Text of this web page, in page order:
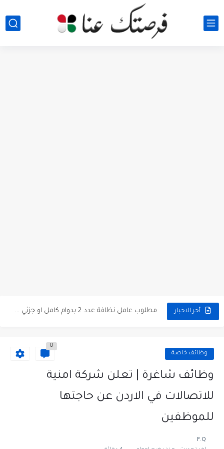
أخر الاخبار مطلوب عامل نظافة عدد 2 بدوام كامل او جزئي في...
مطلوب موظفين لدى شركه صناعيه رائده مهندسين في الاردن
مسؤول مبيعات وتسويق المستلزمات الطبية
وظائف خاصة
0
وظائف شاغرة | تعلن شركة امنية
للاتصالات في الاردن عن حاجتها
للموظفين
F.Q